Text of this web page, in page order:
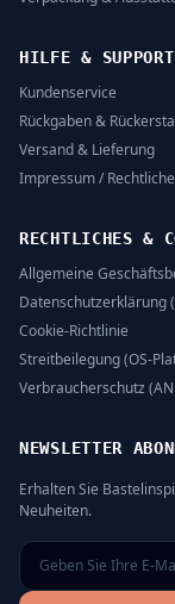
HILFE & SUPPORT
Kundenservice
Rückgaben &
Versand & Lieferung
Impressum /
RECHTLICHES &
Allgemeine
Datenschutzerklärung
Cookie-Richtlinie
Streitbeilegung (OS-
Verbraucherschutz
NEWSLETTER
Erhalten Sie
Neuheiten.